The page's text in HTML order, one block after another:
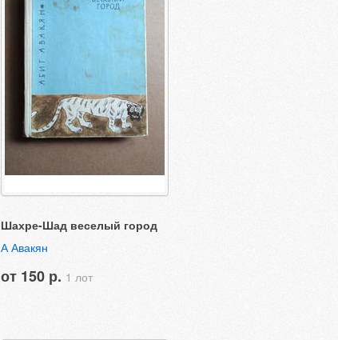
Шахре-Шад веселый город
А Авакян
от 150 р. 1 лот